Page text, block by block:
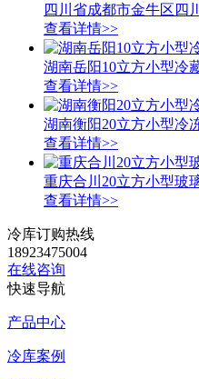
四川省成都市金牛区四
查看详情>>
湖南岳阳10立方小型冷
查看详情>>
湖南衡阳20立方小型冷
查看详情>>
重庆合川20立方小型玻
查看详情>>
冷库订购热线
18923475004
在线咨询
快速导航
产品中心
冷库案例